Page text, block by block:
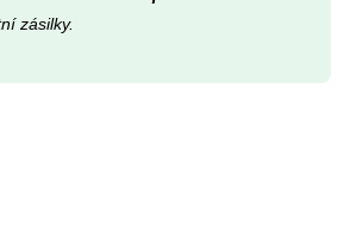
zásilky.